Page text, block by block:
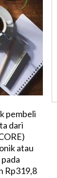
pembeli
dari
atau
Rp319,8